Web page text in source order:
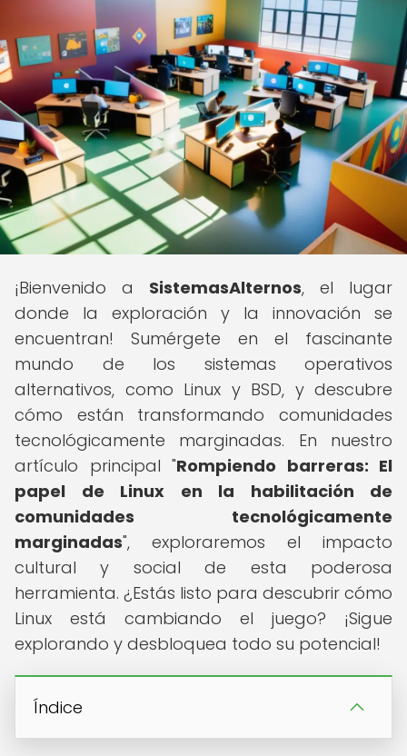
¡Bienvenido a SistemasAlternos, el lugar
donde la exploración y la innovación se
encuentran! Sumérgete en el fascinante
mundo de los sistemas operativos
alternativos, como Linux y BSD, y descubre
cómo están transformando comunidades
tecnológicamente marginadas. En nuestro
artículo principal "Rompiendo barreras: El
papel de Linux en la habilitación de
comunidades tecnológicamente
marginadas", exploraremos el impacto
cultural y social de esta poderosa
herramienta. ¿Estás listo para descubrir cómo
Linux está cambiando el juego? ¡Sigue
explorando y desbloquea todo su potencial!
Índice